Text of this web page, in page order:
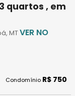
quartos , em
MTVER NO
Condomínio R$ 750